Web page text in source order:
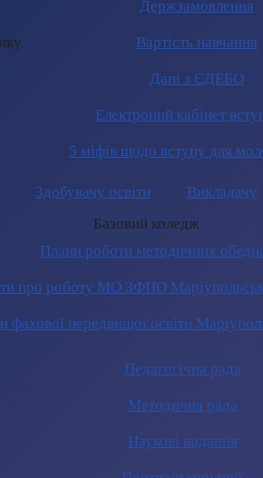
Держзамовлення
Вартість навчання
Дані з ЄДЕБО
Електроний кабінет
5 міфів щодо вступу для
Здобувачу освіти
Викладачу
Базовий коледж
Плани роботи методичних
про роботу МО ЗФПО
фахової передвищої освіти
Педагогічна рада
Методична рада
Наукові видання